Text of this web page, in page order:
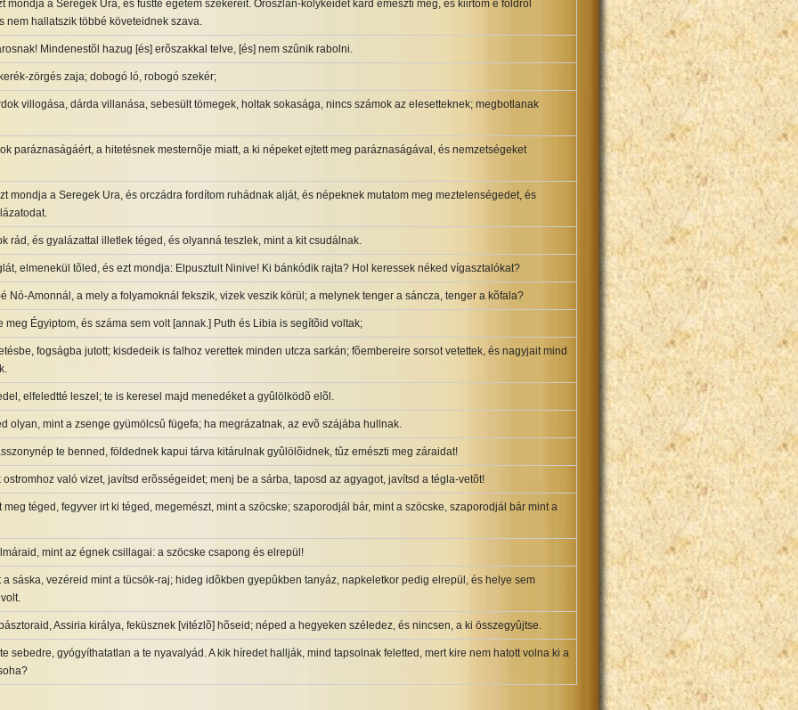
mondja a Seregek Ura, és füstté égetem szekereit. Oroszlán-kölykeidet kard emészti meg, és kiirtom e földrõl
nem hallatszik többé követeidnek szava.
Mindenestõl hazug [és] erõszakkal telve, [és] nem szûnik rabolni.
zörgés zaja; dobogó ló, robogó szekér;
villogása, dárda villanása, sebesült tömegek, holtak sokasága, nincs számok az elesetteknek; megbotlanak
paráznaságáért, a hitetésnek mesternõje miatt, a ki népeket ejtett meg paráznaságával, és nemzetségeket
mondja a Seregek Ura, és orczádra fordítom ruhádnak alját, és népeknek mutatom meg meztelenségedet, és
rád, és gyalázattal illetlek téged, és olyanná teszlek, mint a kit csudálnak.
elmenekül tõled, és ezt mondja: Elpusztult Ninive! Ki bánkódik rajta? Hol keressek néked vígasztalókat?
Nó-Amonnál, a mely a folyamoknál fekszik, vizek veszik körül; a melynek tenger a sáncza, tenger a kõfala?
meg Égyiptom, és száma sem volt [annak.] Puth és Libia is segítõid voltak;
fogságba jutott; kisdedeik is falhoz verettek minden utcza sarkán; fõembereire sorsot vetettek, és nagyjait mind
elfeledtté leszel; te is keresel majd menedéket a gyûlölködõ elõl.
olyan, mint a zsenge gyümölcsû fügefa; ha megrázatnak, az evõ szájába hullnak.
te benned, földednek kapui tárva kitárulnak gyûlölõidnek, tûz emészti meg záraidat!
ostromhoz való vizet, javítsd erõsségeidet; menj be a sárba, taposd az agyagot, javítsd a tégla-vetõt!
meg téged, fegyver irt ki téged, megemészt, mint a szöcske; szaporodjál bár, mint a szöcske, szaporodjál bár mint a
mint az égnek csillagai: a szöcske csapong és elrepül!
a sáska, vezéreid mint a tücsök-raj; hideg idõkben gyepûkben tanyáz, napkeletkor pedig elrepül, és helye sem
Assiria királya, feküsznek [vitézlõ] hõseid; néped a hegyeken széledez, és nincsen, a ki összegyûjtse.
sebedre, gyógyíthatatlan a te nyavalyád. A kik híredet hallják, mind tapsolnak feletted, mert kire nem hatott volna ki a